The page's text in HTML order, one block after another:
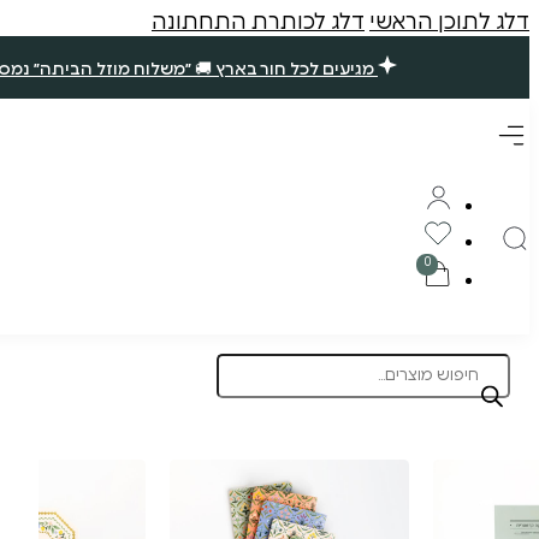
דלג לתוכן הראשי דלג לכותרת התחתונה
מגיעים לכל חור בארץ 🚚 ״משלוח מוזל הביתה״ נמסר עד 7 ימי עסקים. שאר ההזמנות ימסרו בסופ״ש הקרוב (אם תזמינו עד חמישי ב10 בבוקר) 🪴 תודה רבה עליכם,
Products
search